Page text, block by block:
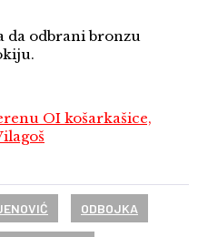
da odbrani bronzu
OI košarkašice,
ODBOJKA